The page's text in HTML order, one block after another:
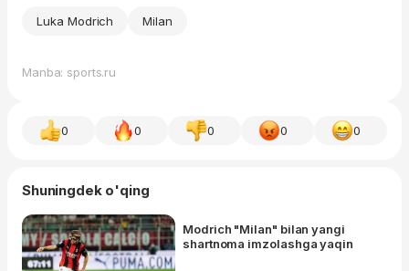
Luka Modrich Milan
Manba: sports.ru
0 0 0 0 0
Shuningdek o'qing
Modrich "Milan" bilan yangi
shartnoma imzolashga yaqin